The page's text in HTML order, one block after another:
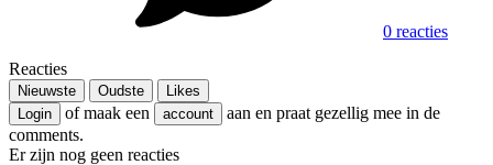
0 reacties
Reacties
Nieuwste Oudste
Likes
Login
of maak een account
aan en praat gezellig mee in de
comments.
Er zijn nog geen reacties